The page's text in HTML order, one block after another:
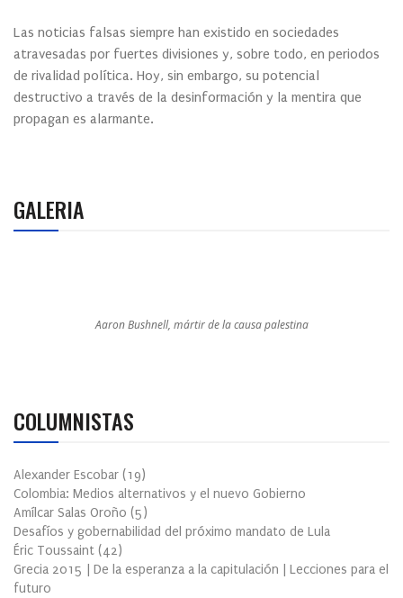
Las noticias falsas siempre han existido en sociedades
atravesadas por fuertes divisiones y, sobre todo, en periodos
de rivalidad política. Hoy, sin embargo, su potencial
destructivo a través de la desinformación y la mentira que
propagan es alarmante.
GALERIA
Aaron Bushnell, mártir de la causa palestina
COLUMNISTAS
Alexander Escobar (19)
Colombia: Medios alternativos y el nuevo Gobierno
Amílcar Salas Oroño (5)
Desafíos y gobernabilidad del próximo mandato de Lula
Éric Toussaint (42)
Grecia 2015 | De la esperanza a la capitulación | Lecciones para el
futuro